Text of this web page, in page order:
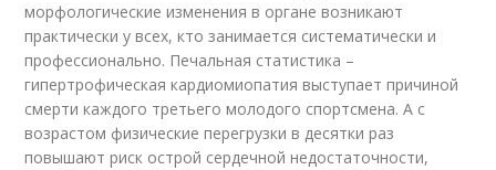
морфологические изменения в органе возникают
практически у всех, кто занимается систематически и
профессионально. Печальная статистика –
гипертрофическая кардиомиопатия выступает причиной
смерти каждого третьего молодого спортсмена. А с
возрастом физические перегрузки в десятки раз
повышают риск острой сердечной недостаточности,